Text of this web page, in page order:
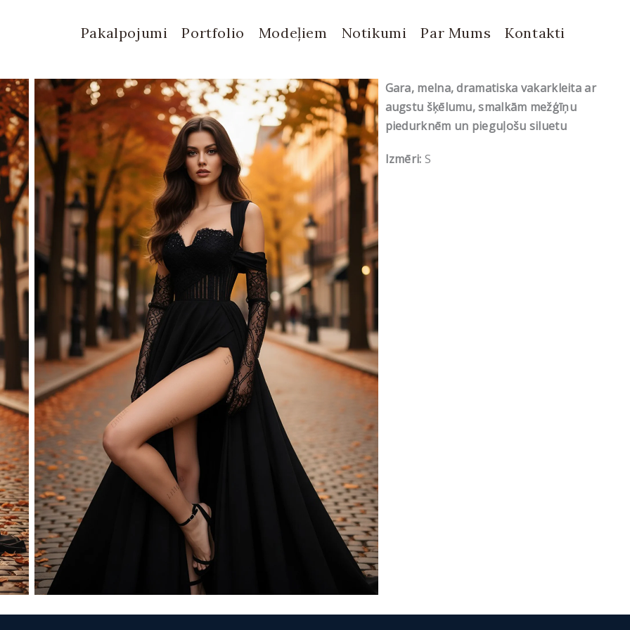
Pakalpojumi Portfolio Modeļiem Notikumi Par Mums Kontakti
Gara, melna, dramatiska vakarkleita ar
augstu šķēlumu, smalkām mežģīņu
piedurknēm un pieguļošu siluetu
Izmēri: S